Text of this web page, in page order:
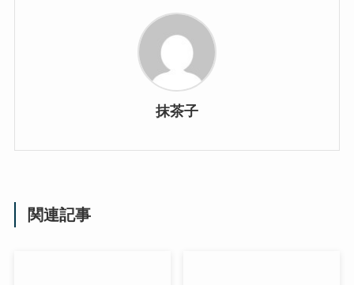
抹茶子
関連記事